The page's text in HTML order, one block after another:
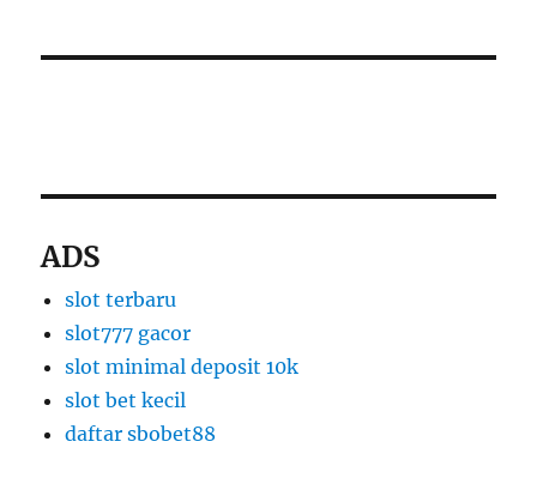
ADS
slot terbaru
slot777 gacor
slot minimal deposit 10k
slot bet kecil
daftar sbobet88